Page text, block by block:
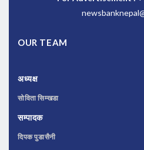
OUR TEAM
अध्यक्ष
सोविता सिम्खडा
सम्पादक
दिपक पुडासैनी